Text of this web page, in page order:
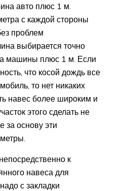
авто плюс 1 м.
с каждой стороны
проблем
выбирается точно
машины плюс 1 м. Если
что косой дождь все
то нет никаких
навес более широким и
этого сделать не
за основу эти
к
навеса для
с закладки